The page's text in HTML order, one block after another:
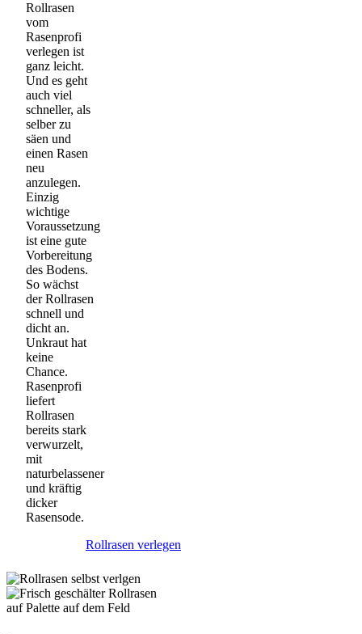
Rollrasen
vom
Rasenprofi
verlegen ist
ganz leicht.
Und es geht
auch viel
schneller, als
selber zu
säen und
einen Rasen
neu
anzulegen.
Einzig
wichtige
Voraussetzung
ist eine gute
Vorbereitung
des Bodens.
So wächst
der Rollrasen
schnell und
dicht an.
Unkraut hat
keine
Chance.
Rasenprofi
liefert
Rollrasen
bereits stark
verwurzelt,
mit
naturbelassener
und kräftig
dicker
Rasensode.
Rollrasen verlegen